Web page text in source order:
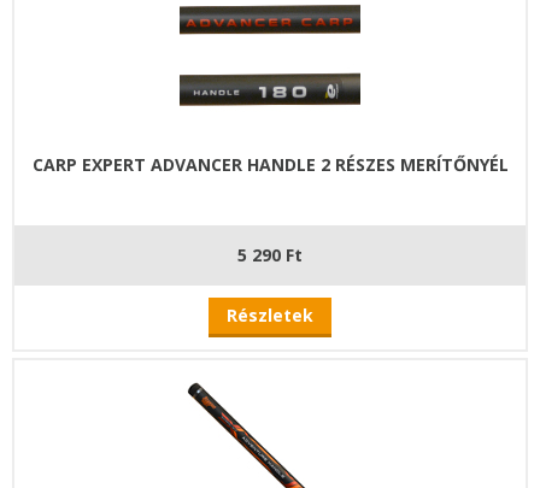
CARP EXPERT ADVANCER HANDLE 2 RÉSZES MERÍTŐNYÉL
5 290 Ft
Részletek